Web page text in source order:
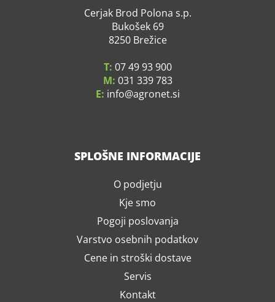
Cerjak Brod Polona s.p.
Bukošek 69
8250 Brežice
T: 07 49 93 900
M: 031 339 783
E: info agronet.si
SPLOŠNE INFORMACIJE
O podjetju
Kje smo
Pogoji poslovanja
Varstvo osebnih podatkov
Cene in stroški dostave
Servis
Kontakt